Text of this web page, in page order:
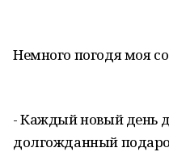
Немного погодя моя
- Каждый новый день
долгожданный